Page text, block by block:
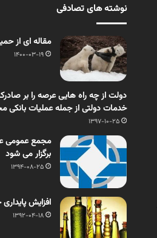
نوشته های تصادفی
مقاله ای از
1400-03-19
دولت از چه راه هایی عرصه را بر
خدمات دولتی از جمله عملیات بانکی
1397-10-25
مجمع عمومی
برگزار می شود
1394-08-25
افزایش
1392-04-18